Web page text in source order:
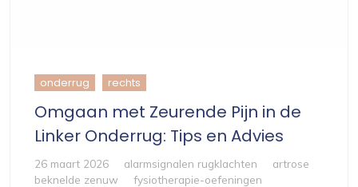
onderrug rechts
Omgaan met Zeurende Pijn in de
Linker Onderrug: Tips en Advies
26 maart 2026 alarmsignalen rugklachten
artrose
beknelde zenuw
fysiotherapie-oefeningen